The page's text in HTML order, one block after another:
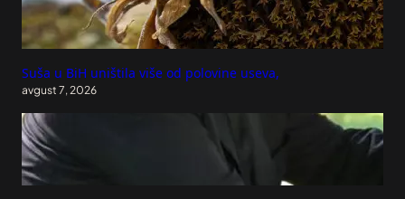
Suša u BiH uništila više od polovine useva,
avgust 7, 2026